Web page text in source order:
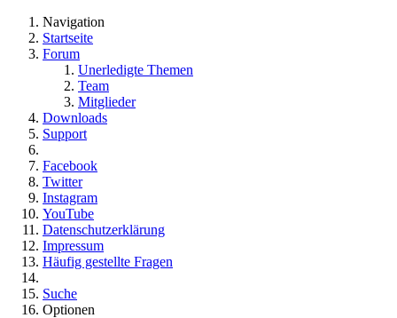
Navigation
Startseite
Forum
Unerledigte Themen
Team
Mitglieder
Downloads
Support
Facebook
Twitter
Instagram
YouTube
Datenschutzerklärung
Impressum
Häufig gestellte Fragen
Suche
Optionen